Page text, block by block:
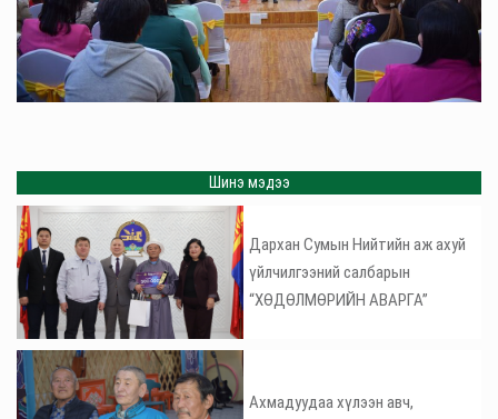
Шинэ мэдээ
Дархан Сумын Нийтийн аж ахуй
үйлчилгээний салбарын
“ХӨДӨЛМӨРИЙН АВАРГА”
Ахмадуудаа хүлээн авч,